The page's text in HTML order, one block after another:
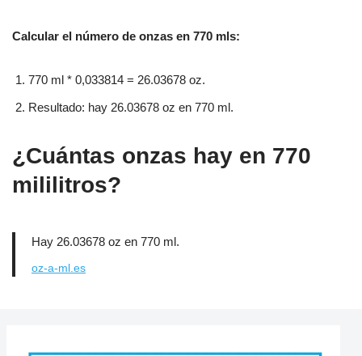
Calcular el número de onzas en 770 mls:
770 ml * 0,033814 = 26.03678 oz.
Resultado: hay 26.03678 oz en 770 ml.
¿Cuántas onzas hay en 770
mililitros?
Hay 26.03678 oz en 770 ml.
oz-a-ml.es